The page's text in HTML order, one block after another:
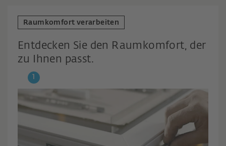
Raumkomfort verarbeiten
Entdecken Sie den Raumkomfort, der
zu Ihnen passt.